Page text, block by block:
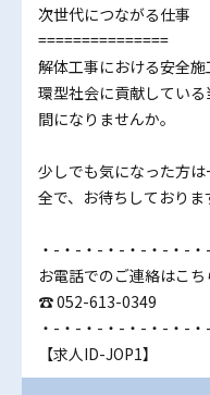
次世代につながる仕事
===============
解体工事における安全
環型社会に貢献してい
間になりませんか。
少しでも気になった方
全で、お待ちしておりま
・-・-・-・-・-・-・-・
お電話でのご連絡はこち
☎ 052-613-0349
・-・-・-・-・-・-・-・
【求人ID-JOP1】